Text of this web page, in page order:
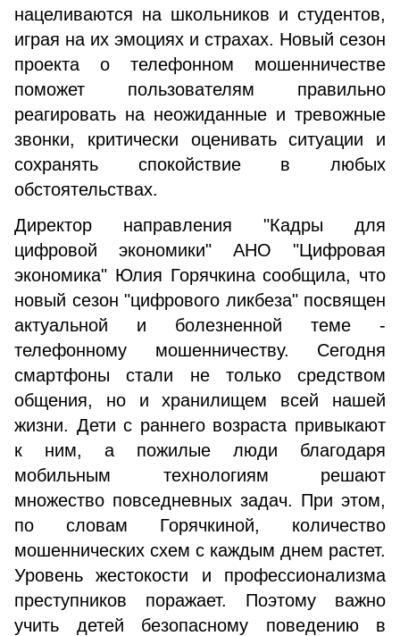
нацеливаются на школьников и студентов,
играя на их эмоциях и страхах. Новый сезон
проекта о телефонном мошенничестве
поможет пользователям правильно
реагировать на неожиданные и тревожные
звонки, критически оценивать ситуации и
сохранять спокойствие в любых
обстоятельствах.
Директор направления "Кадры для
цифровой экономики" АНО "Цифровая
экономика" Юлия Горячкина сообщила, что
новый сезон "цифрового ликбеза" посвящен
актуальной и болезненной теме -
телефонному мошенничеству. Сегодня
смартфоны стали не только средством
общения, но и хранилищем всей нашей
жизни. Дети с раннего возраста привыкают
к ним, а пожилые люди благодаря
мобильным технологиям решают
множество повседневных задач. При этом,
по словам Горячкиной, количество
мошеннических схем с каждым днем растет.
Уровень жестокости и профессионализма
преступников поражает. Поэтому важно
учить детей безопасному поведению в